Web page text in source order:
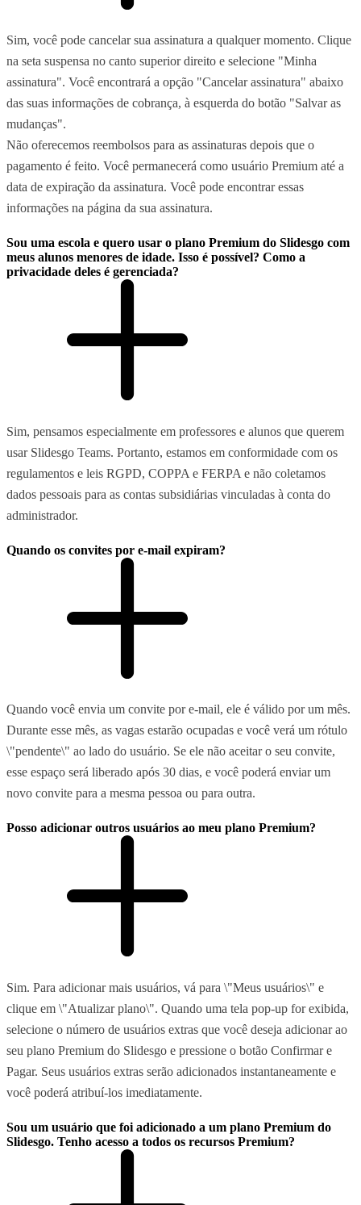
Sim, você pode cancelar sua assinatura a qualquer momento. Clique
na seta suspensa no canto superior direito e selecione "Minha
assinatura". Você encontrará a opção "Cancelar assinatura" abaixo
das suas informações de cobrança, à esquerda do botão "Salvar as
mudanças".
Não oferecemos reembolsos para as assinaturas depois que o
pagamento é feito. Você permanecerá como usuário Premium até a
data de expiração da assinatura. Você pode encontrar essas
informações na página da sua assinatura.
Sou uma escola e quero usar o plano Premium do Slidesgo com
meus alunos menores de idade. Isso é possível? Como a
privacidade deles é gerenciada?
Sim, pensamos especialmente em professores e alunos que querem
usar Slidesgo Teams. Portanto, estamos em conformidade com os
regulamentos e leis RGPD, COPPA e FERPA e não coletamos
dados pessoais para as contas subsidiárias vinculadas à conta do
administrador.
Quando os convites por e-mail expiram?
Quando você envia um convite por e-mail, ele é válido por um mês.
Durante esse mês, as vagas estarão ocupadas e você verá um rótulo
\"pendente\" ao lado do usuário. Se ele não aceitar o seu convite,
esse espaço será liberado após 30 dias, e você poderá enviar um
novo convite para a mesma pessoa ou para outra.
Posso adicionar outros usuários ao meu plano Premium?
Sim. Para adicionar mais usuários, vá para \"Meus usuários\" e
clique em \"Atualizar plano\". Quando uma tela pop-up for exibida,
selecione o número de usuários extras que você deseja adicionar ao
seu plano Premium do Slidesgo e pressione o botão Confirmar e
Pagar. Seus usuários extras serão adicionados instantaneamente e
você poderá atribuí-los imediatamente.
Sou um usuário que foi adicionado a um plano Premium do
Slidesgo. Tenho acesso a todos os recursos Premium?